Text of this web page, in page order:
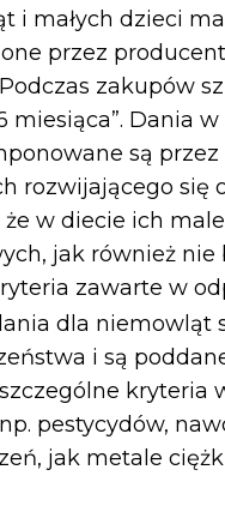
i małych dzieci
przez
zakupów
miesiąca”. Dania w
są
rozwijającego się
w diecie ich
jak również nie
zawarte w
dla niemowląt
i są
kryteria
pestycydów,
jak metale